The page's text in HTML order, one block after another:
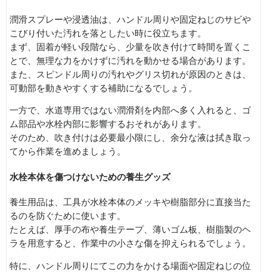
潤滑スプレーや浸透油は、ハンドル周りや固定ねじのサビや
こびり付いた汚れを落としたい時に役立ちます。
まず、固着が軽い段階なら、少量を吹き付けて時間を置くこ
とで、無理な力をかけずに汚れを動かせる場合があります。
また、スピンドル周りの汚れやグリス切れが原因のときは、
可動部を動きやすくする補助になるでしょう。
一方で、水道専用ではない潤滑剤を内部へ多く入れると、ゴ
ム部品や水栓内部に影響するおそれがあります。
そのため、吹き付けは必要最小限にし、余分な液は拭き取っ
てから作業を進めましょう。
水栓本体を傷つけないための養生グッズ
養生用品は、工具が水栓本体のメッキや樹脂部分に直接当た
るのを防ぐために使います。
たとえば、厚手の布や養生テープ、薄いゴム板、樹脂製のヘ
ラを用意すると、作業中の小さな傷を抑えられるでしょう。
特に、ハンドル周りにてこの力をかける場面や固定ねじの位